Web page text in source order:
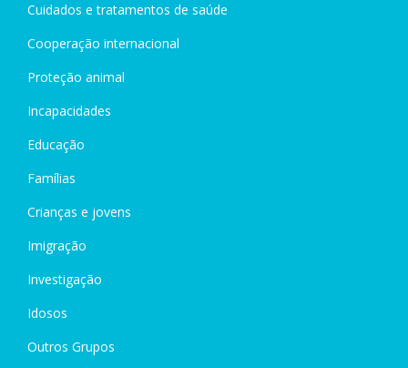
Cuidados e tratamentos de saúde
Cooperação internacional
Proteção animal
Incapacidades
Educação
Famílias
Crianças e jovens
Imigração
Investigação
Idosos
Outros Grupos